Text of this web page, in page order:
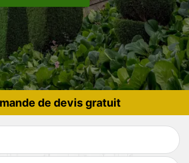
de devis gratuit